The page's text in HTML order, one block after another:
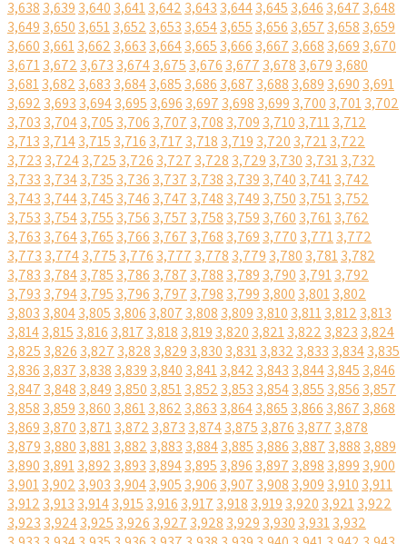
3,638 3,639 3,640 3,6413,642 3,643 3,6443,645 3,646 3,647 3,648
3,649 3,650 3,6513,652 3,653 3,6543,655 3,656 3,657 3,658 3,659
3,660 3,6613,662 3,663 3,6643,665 3,666 3,667 3,668 3,669 3,670
3,6713,672 3,673 3,6743,675 3,676 3,677 3,678 3,679 3,680
3,6813,682 3,683 3,6843,685 3,686 3,687 3,688 3,689 3,690 3,691
3,692 3,693 3,6943,695 3,696 3,697 3,698 3,699 3,700 3,7013,702
3,703 3,7043,705 3,706 3,707 3,708 3,709 3,710 3,7113,712
3,713 3,7143,715 3,716 3,717 3,718 3,719 3,720 3,7213,722
3,723 3,7243,725 3,726 3,727 3,728 3,729 3,730 3,7313,732
3,733 3,7343,735 3,736 3,737 3,738 3,739 3,740 3,7413,742
3,743 3,7443,745 3,746 3,747 3,748 3,749 3,750 3,7513,752
3,753 3,7543,755 3,756 3,757 3,758 3,759 3,760 3,7613,762
3,763 3,7643,765 3,766 3,767 3,768 3,769 3,770 3,7713,772
3,773 3,7743,775 3,776 3,777 3,778 3,779 3,780 3,7813,782
3,783 3,7843,785 3,786 3,787 3,788 3,789 3,790 3,7913,792
3,793 3,7943,795 3,796 3,797 3,798 3,799 3,800 3,8013,802
3,803 3,8043,805 3,806 3,807 3,808 3,809 3,810 3,8113,812 3,813
3,8143,815 3,816 3,817 3,818 3,819 3,820 3,8213,822 3,823 3,824
3,825 3,826 3,827 3,828 3,829 3,830 3,8313,832 3,833 3,8343,835
3,836 3,837 3,838 3,839 3,840 3,8413,842 3,843 3,8443,845 3,846
3,847 3,848 3,849 3,850 3,8513,852 3,853 3,8543,855 3,856 3,857
3,858 3,859 3,860 3,8613,862 3,863 3,8643,865 3,866 3,867 3,868
3,869 3,870 3,8713,872 3,873 3,8743,875 3,876 3,877 3,878
3,879 3,880 3,8813,882 3,883 3,8843,885 3,886 3,887 3,888 3,889
3,890 3,8913,892 3,893 3,8943,895 3,896 3,897 3,898 3,899 3,900
3,9013,902 3,903 3,9043,905 3,906 3,907 3,908 3,909 3,910 3,911
3,912 3,913 3,9143,915 3,916 3,917 3,918 3,919 3,920 3,9213,922
3,923 3,9243,925 3,926 3,927 3,928 3,929 3,930 3,9313,932